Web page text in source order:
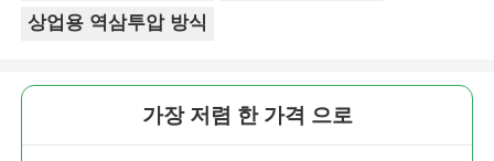
returns. Great product to carry!
상업용 역삼투압 방식
가장 저렴 한 가격 으로